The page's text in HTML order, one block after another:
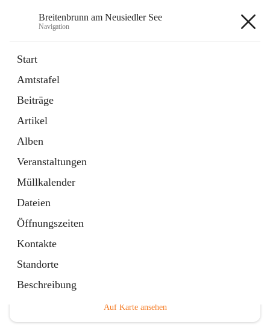
Breitenbrunn am Neusiedler See
Navigation
Start
Amtstafel
Beiträge
Artikel
Alben
Veranstaltungen
Müllkalender
Dateien
Öffnungszeiten
Kontakte
Standorte
Beschreibung
18 Schnellzugriffe
Gemeindeservice
Auf Karte ansehen